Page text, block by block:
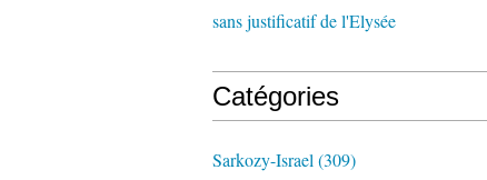
sans justificatif de l'Elysée
Catégories
Sarkozy-Israel (309)